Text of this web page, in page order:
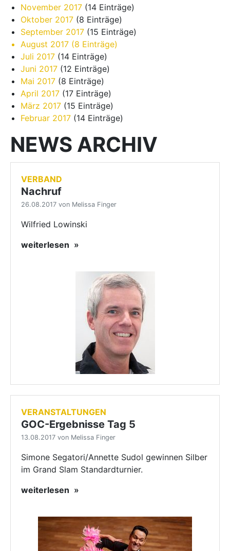
November 2017 (14 Einträge)
Oktober 2017 (8 Einträge)
September 2017 (15 Einträge)
August 2017 (8 Einträge)
Juli 2017 (14 Einträge)
Juni 2017 (12 Einträge)
Mai 2017 (8 Einträge)
April 2017 (17 Einträge)
März 2017 (15 Einträge)
Februar 2017 (14 Einträge)
NEWS ARCHIV
VERBAND
Nachruf
26.08.2017 von Melissa Finger
Wilfried Lowinski
weiterlesen
VERANSTALTUNGEN
GOC-Ergebnisse Tag 5
13.08.2017 von Melissa Finger
Simone Segatori/Annette Sudol gewinnen Silber
im Grand Slam Standardturnier.
weiterlesen